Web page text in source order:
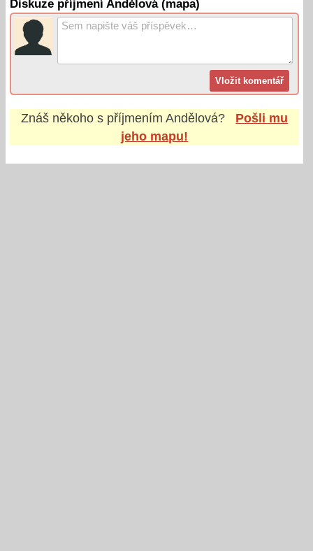
Diskuze příjmení Andělová (mapa)
Znáš někoho s příjmenímAndělová?
Pošli mu
jeho mapu!